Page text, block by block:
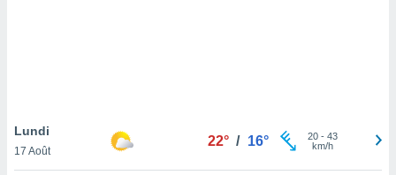
pas
de
Lundi
17 Août
22° / 16° 20- 43
km/h